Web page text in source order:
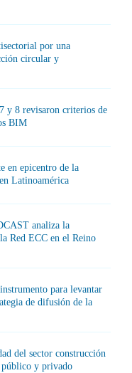
por una
circular y
y 8 revisaron criterios de
BIM
en epicentro de la
Latinoamérica
analiza la
Red ECC en el Reino
para levantar
de difusión de la
del sector construcción
público y privado